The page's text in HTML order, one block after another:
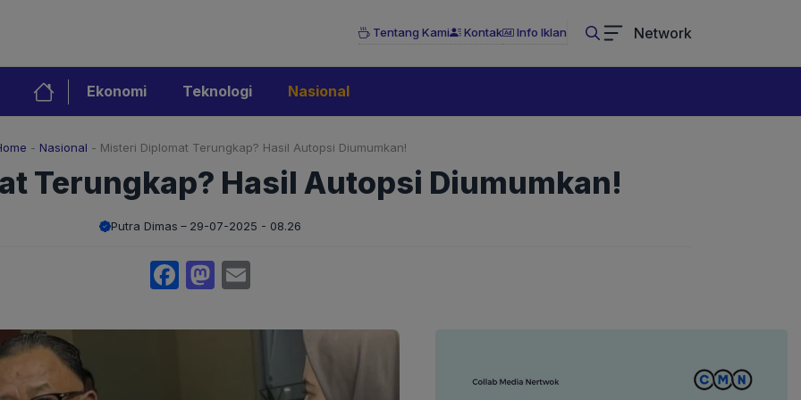
Tentang Kami Kontak Info Iklan Network
Ekonomi Teknologi Nasional
- Nasional - Misteri Diplomat Terungkap? Hasil Autopsi Diumumkan!
Terungkap? Hasil Autopsi Diumumkan!
Putra Dimas 29-07-2025 - 08.26
Facebook
Mastodon